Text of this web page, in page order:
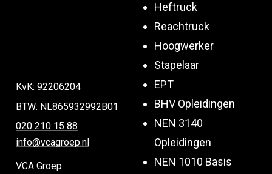
KvK: 92206204
BTW: NL865932992B01
020 210 15 88
info@vcagroep.nl
VCA Groep
Heftruck
Reachtruck
Hoogwerker
Stapelaar
EPT
BHV Opleidingen
NEN 3140
Opleidingen
NEN 1010 Basis